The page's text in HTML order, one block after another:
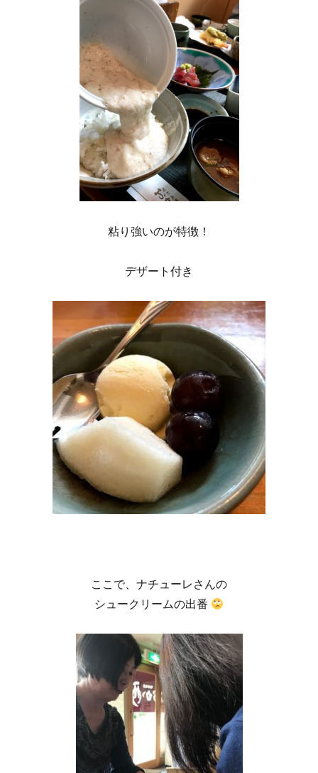
粘り強いのが特徴！
デザート付き
ここで、ナチューレさんの
シュークリームの出番